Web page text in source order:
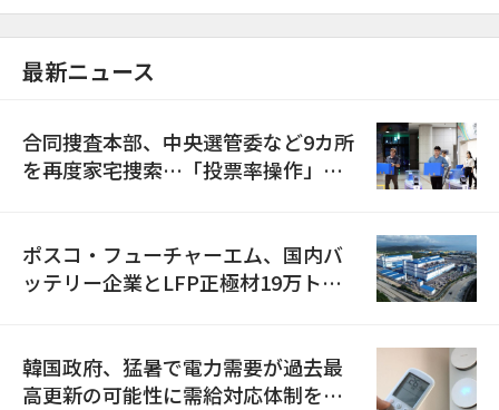
最新ニュース
合同捜査本部、中央選管委など9カ所
を再度家宅捜索…「投票率操作」の
ポスコ・フューチャーエム、国内バ
ッテリー企業とLFP正極材19万トン
韓国政府、猛暑で電力需要が過去最
高更新の可能性に需給対応体制を点